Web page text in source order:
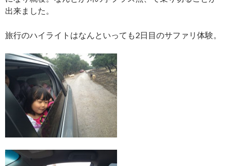
出来ました。
旅行のハイライトはなんといっても2日目のサファリ体験。